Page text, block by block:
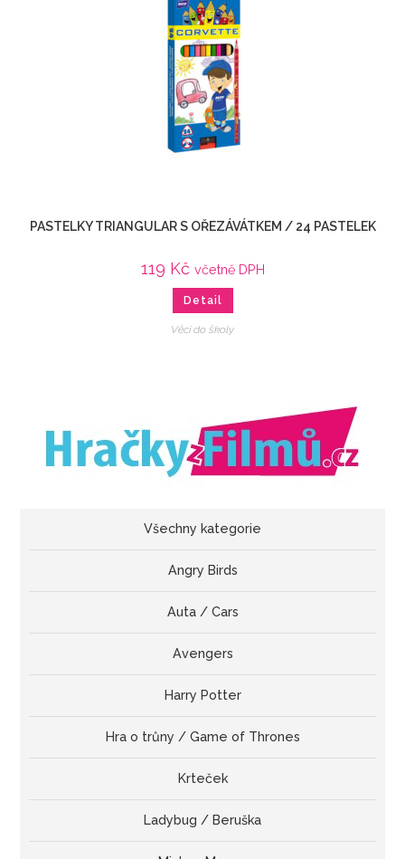
PASTELKY TRIANGULAR S OŘEZÁVÁTKEM / 24 PASTELEK
119 Kč včetně DPH
Detail
Věci do školy
Všechny kategorie
Angry Birds
Auta / Cars
Avengers
Harry Potter
Hra o trůny / Game of Thrones
Krteček
Ladybug / Beruška